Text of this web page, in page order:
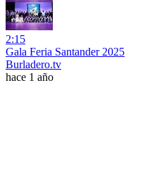
2:15
Gala Feria Santander 2025
Burladero.tv
hace 1 año